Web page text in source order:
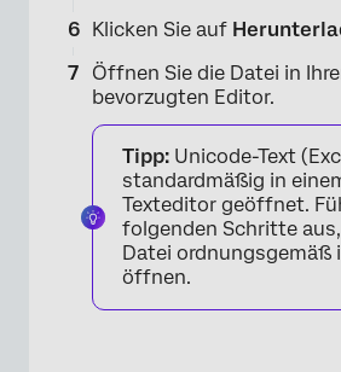
Klicken Sie auf
Öffnen Sie die Datei in
bevorzugten Editor.
Tipp: Unicode-Text
standardmäßig in
Texteditor geöffnet.
folgenden Schritte
Datei ordnungsgemäß
öffnen.